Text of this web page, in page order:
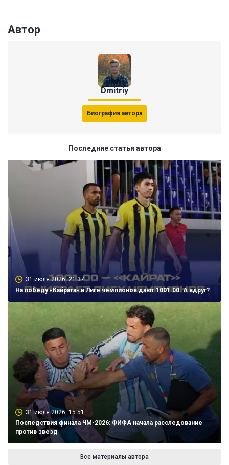
Автор
Dmitriy
Биография автора
Последние статьи автора
31 июля 2026, 21:37
На победу «Кайрата» в Лиге чемпионов дают 1001.00. А вдруг?
31 июля 2026, 15:51
Последствия финала ЧМ-2026: ФИФА начала расследование
против звезд
Все материалы автора